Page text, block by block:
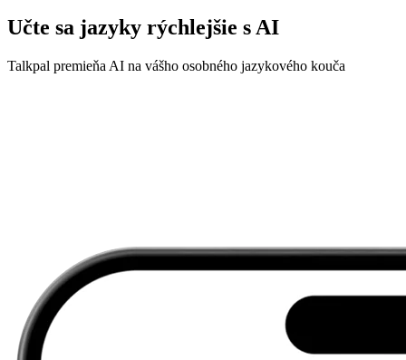
Učte sa jazyky rýchlejšie s AI
Talkpal premieňa AI na vášho osobného jazykového kouča